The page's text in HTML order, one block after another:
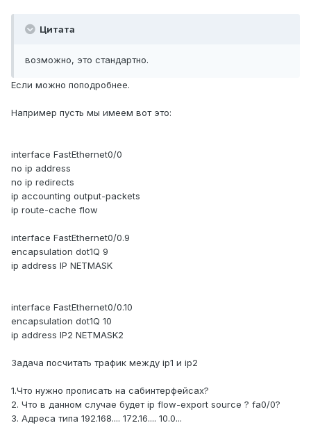
Цитата
возможно, это стандартно.
Если можно поподробнее.
Например пусть мы имеем вот это:
interface FastEthernet0/0
no ip address
no ip redirects
ip accounting output-packets
ip route-cache flow
interface FastEthernet0/0.9
encapsulation dot1Q 9
ip address IP NETMASK
interface FastEthernet0/0.10
encapsulation dot1Q 10
ip address IP2 NETMASK2
Задача посчитать трафик между ip1 и ip2
1.Что нужно прописать на сабинтерфейсах?
2. Что в данном случае будет ip flow-export source ? fa0/0?
3. Адреса типа 192.168.... 172.16.... 10.0...